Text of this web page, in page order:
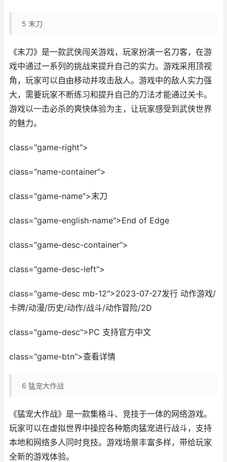
5 末刀
《末刀》是一款武侠闯关游戏，玩家扮演一名刀客，在游
戏中通过一系列的挑战来提升自己的实力。游戏采用顶视
角，玩家可以自由移动并攻击敌人。游戏中的敌人实力强
大，需要玩家不断练习和提升自己的刀法才能通过关卡。
游戏以一击必杀的爽快体验为主，让玩家感受到武侠世界
的魅力。
class="game-right">
class="name-container">
class="game-name">末刀
class="game-english-name">End of Edge
class="game-desc-container">
class="game-desc-left">
class="game-desc mb-12">2023-07-27发行 动作游戏/
卡牌/动漫/历史/动作/战斗/动作冒险/2D
class="game-desc">PC 支持官方中文
class="game-btn">查看详情
6 猛宠大作战
《猛宠大作战》是一款集格斗、竞技于一体的网络游戏。
玩家可以在虚拟世界中操控各种筋肉猛宠进行战斗，支持
本地和网络多人同时竞技。游戏场景丰富多样，带给玩家
全新的游戏体验。